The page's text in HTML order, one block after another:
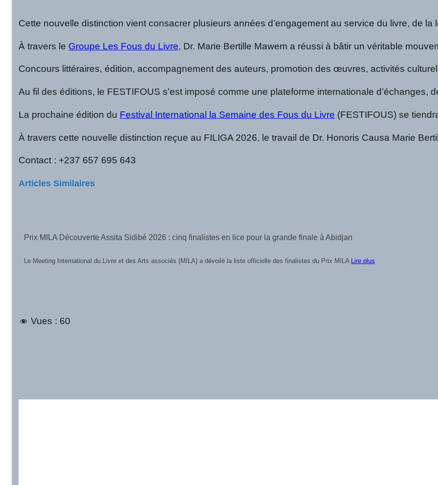
Cette nouvelle distinction vient consacrer plusieurs années d’engagement au service du livre, de
À travers le Groupe Les Fous du Livre, Dr. Marie Bertille Mawem a réussi à bâtir un véritable
Concours littéraires, édition, accompagnement des auteurs, promotion des œuvres, activités
Au fil des éditions, le FESTIFOUS s’est imposé comme une plateforme internationale
La prochaine édition du Festival International la Semaine des Fous du Livre (FESTIFOUS) se
À travers cette nouvelle distinction reçue au FILIGA 2026, le travail de Dr. Honoris Causa Marie
Contact : +237 657 695 643
Articles Similaires
Prix MILA Découverte Assita Sidibé 2026 : cinq finalistes en lice pour la grande finale à Abidjan
Le Meeting International du Livre et des Arts associés (MILA) a dévoilé la liste officielle des finalistes du Prix MILA Lire plus
Vues : 60